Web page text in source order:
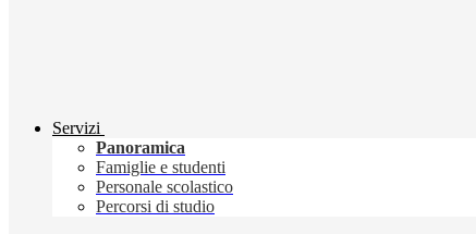
Servizi
Panoramica
Famiglie e studenti
Personale scolastico
Percorsi di studio